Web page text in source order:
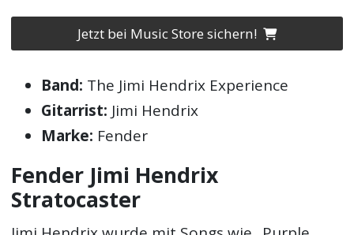
Jetzt bei Music Store sichern!
Band: The Jimi Hendrix Experience
Gitarrist: Jimi Hendrix
Marke: Fender
Fender Jimi Hendrix
Stratocaster